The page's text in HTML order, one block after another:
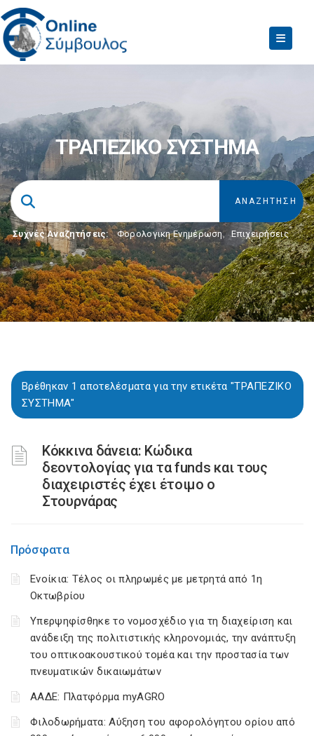
ΤΡΑΠΕΖΙΚΟ ΣΥΣΤΗΜΑ
Συχνές Αναζητήσεις: Φορολογικη Ενημέρωση, Επιχειρήσεις
Βρέθηκαν 1 αποτελέσματα για την ετικέτα "ΤΡΑΠΕΖΙΚΟ
ΣΥΣΤΗΜΑ"
Κόκκινα δάνεια: Κώδικα
δεοντολογίας για τα funds και τους
διαχειριστές έχει έτοιμο ο
Στουρνάρας
Πρόσφατα
Ενοίκια: Τέλος οι πληρωμές με μετρητά από 1η
Οκτωβρίου
Υπερψηφίσθηκε το νομοσχέδιο για τη διαχείριση και
ανάδειξη της πολιτιστικής κληρονομιάς, την ανάπτυξη
του οπτικοακουστικού τομέα και την προστασία των
πνευματικών δικαιωμάτων
ΑΑΔΕ: Πλατφόρμα myAGRO
Φιλοδωρήματα: Αύξηση του αφορολόγητου ορίου από